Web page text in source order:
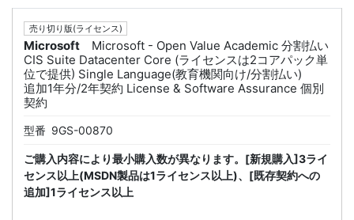
売り切り版(ライセンス)
Microsoft
Microsoft - Open Value Academic 分割払い
CIS Suite Datacenter Core (ライセンスは2コアパック単
位で提供) Single Language(教育機関向け/分割払い)
追加1年分/2年契約 License & Software Assurance 個別
契約
型番 9GS-00870
ご購入内容により最小購入数が異なります。[新規購入]3ライ
センス以上(MSDN製品は1ライセンス以上)、[既存契約への
追加]1ライセンス以上